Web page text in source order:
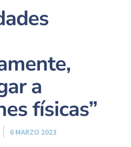
a
físicas”
6 MARZO 2023